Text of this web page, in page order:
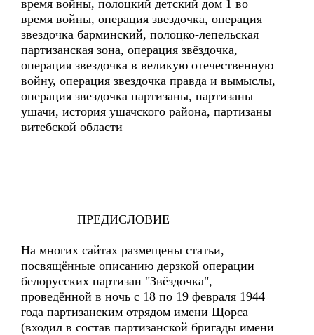
время войны, полоцкий детский дом 1 во
время войны, операция звездочка, операция
звездочка барминский, полоцко-лепельская
партизанская зона, операция звёздочка,
операция звездочка в великую отечественную
войну, операция звездочка правда и вымыслы,
операция звездочка партизаны, партизаны
ушачи, история ушачского района, партизаны
витебской области
ПРЕДИСЛОВИЕ
На многих сайтах размещены статьи,
посвящённые описанию дерзкой операции
белорусских партизан "Звёздочка",
проведённой в ночь с 18 по 19 февраля 1944
года партизанским отрядом имени Щорса
(входил в состав партизанской бригады имени